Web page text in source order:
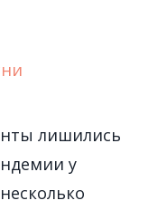
лишились
у